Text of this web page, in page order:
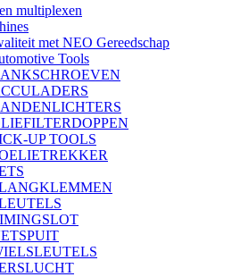
multiplexen
met NEO Gereedschap
Tools
UP TOOLS